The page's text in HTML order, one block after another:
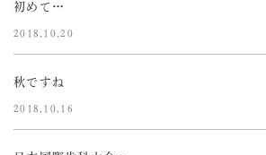
初めて…
2018.10.20
秋ですね
2018.10.16